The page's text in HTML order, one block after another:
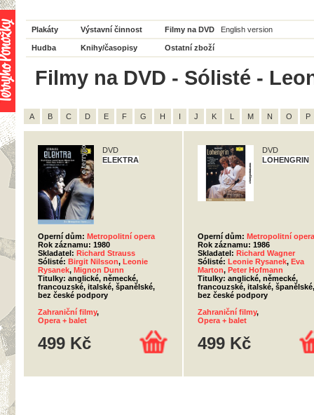
Plakáty Výstavní činnost Filmy na DVD English version
Hudba Knihy/časopisy Ostatní zboží
Filmy na DVD - Sólisté -
A B C D E F G H I J K L M N O P
DVD
ELEKTRA
Operní dům: Metropolitní opera
Rok záznamu: 1980
Skladatel: Richard Strauss
Sólisté: Birgit Nilsson, Leonie
Rysanek, Mignon Dunn
Titulky: anglické, německé,
francouzské, italské, španělské,
bez české podpory
Zahraniční filmy,
Opera + balet
499 Kč
DVD
LOHENGRIN
Operní dům: Metropolitní opera
Rok záznamu: 1986
Skladatel: Richard Wagner
Sólisté: Leonie Rysanek, Eva
Marton, Peter Hofmann
Titulky: anglické, německé,
francouzské, italské, španělské,
bez české podpory
Zahraniční filmy,
Opera + balet
499 Kč